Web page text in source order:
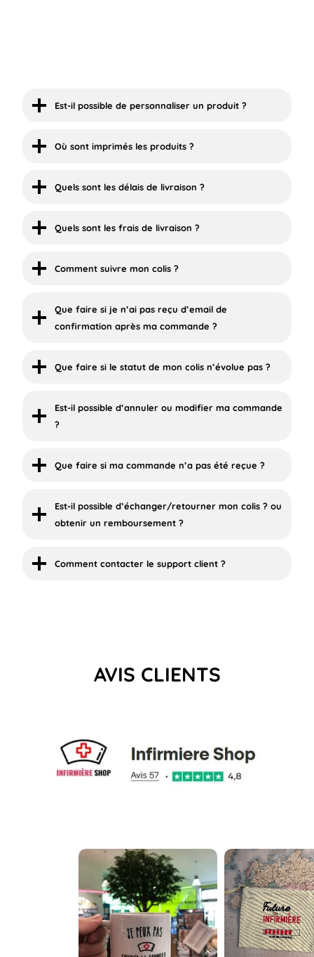
Est-il possible de personnaliser un produit ?
Où sont imprimés les produits ?
Quels sont les délais de livraison ?
Quels sont les frais de livraison ?
Comment suivre mon colis ?
Que faire si je n’ai pas reçu d’email de
confirmation après ma commande ?
Que faire si le statut de mon colis n’évolue pas ?
Est-il possible d’annuler ou modifier ma commande
?
Que faire si ma commande n’a pas été reçue ?
Est-il possible d’échanger/retourner mon colis ? ou
obtenir un remboursement ?
Comment contacter le support client ?
AVIS CLIENTS